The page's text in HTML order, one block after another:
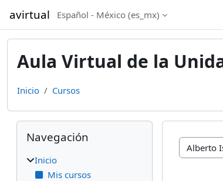
avirtual Español - México ‎(es_mx)‎
Aula Virtual de la
Inicio Cursos
Categorías
Bloques
Omitir Navegación
Navegación
Inicio
Mis cursos